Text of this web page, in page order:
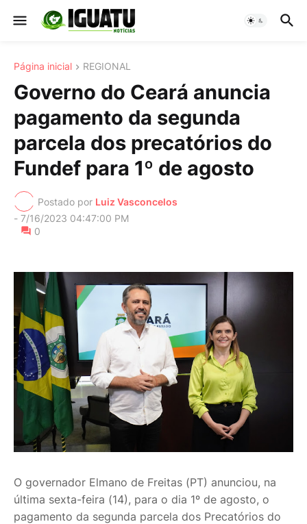
Página inicial REGIONAL
Governo do Ceará anuncia
pagamento da segunda
parcela dos precatórios do
Fundef para 1º de agosto
Postado por Luiz Vasconcelos
- 7/16/2023 04:47:00 PM
0
O governador Elmano de Freitas (PT) anunciou, na
última sexta-feira (14), para o dia 1º de agosto, o
pagamento da segunda parcela dos Precatórios do